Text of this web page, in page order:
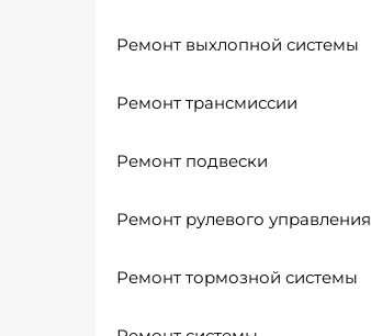
Ремонт выхлопной системы
Ремонт трансмиссии
Ремонт подвески
Ремонт рулевого управления
Ремонт тормозной системы